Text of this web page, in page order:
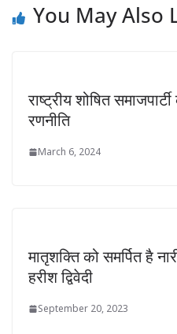
You May Also
राष्ट्रीय शोषित
रणनीति
March 6, 2024
मातृशक्ति को समर्पित है
हरीश द्विवेदी
September 20, 2023